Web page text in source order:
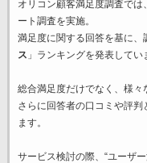
オリコン顧客満足度調査で
ート調査を実施。
満足度に関する回答を基に、
ス 」ランキングを発表してい
総合満足度だけでなく、様々
さらに回答者の口コミや評
ます。
サービス検討の際、“ユーザ